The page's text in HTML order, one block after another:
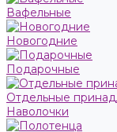
Вафельные
Новогодние
Подарочные
Отдельные
Наволочки